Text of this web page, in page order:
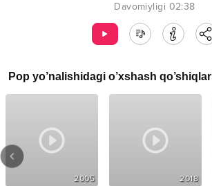
Davomiyligi 02:38
Pop yo’nalishidagi o’xshash qo’shiqlar
2005 2018